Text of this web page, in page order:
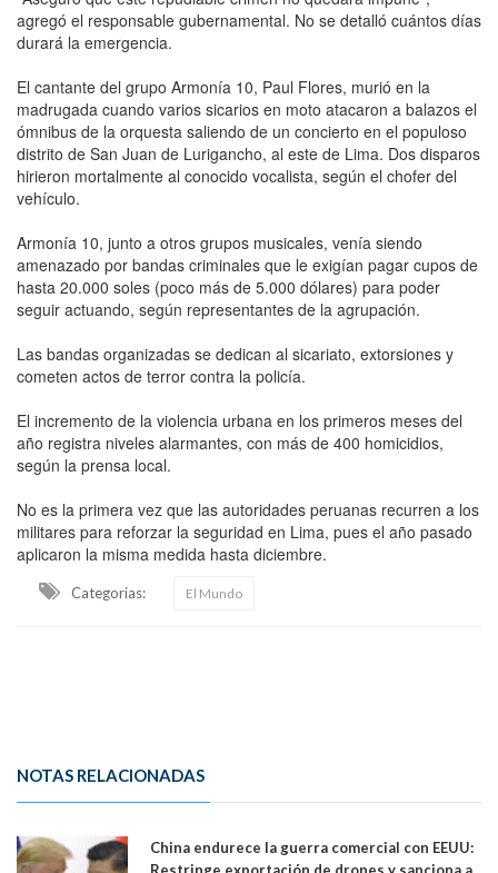
agregó el responsable gubernamental. No se detalló cuántos días
durará la emergencia.
El cantante del grupo Armonía 10, Paul Flores, murió en la
madrugada cuando varios sicarios en moto atacaron a balazos el
ómnibus de la orquesta saliendo de un concierto en el populoso
distrito de San Juan de Lurigancho, al este de Lima. Dos disparos
hirieron mortalmente al conocido vocalista, según el chofer del
vehículo.
Armonía 10, junto a otros grupos musicales, venía siendo
amenazado por bandas criminales que le exigían pagar cupos de
hasta 20.000 soles (poco más de 5.000 dólares) para poder
seguir actuando, según representantes de la agrupación.
Las bandas organizadas se dedican al sicariato, extorsiones y
cometen actos de terror contra la policía.
El incremento de la violencia urbana en los primeros meses del
año registra niveles alarmantes, con más de 400 homicidios,
según la prensa local.
No es la primera vez que las autoridades peruanas recurren a los
militares para reforzar la seguridad en Lima, pues el año pasado
aplicaron la misma medida hasta diciembre.
Categorias: El Mundo
NOTAS RELACIONADAS
China endurece la guerra comercial con EEUU: